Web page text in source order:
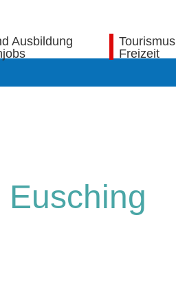
Ausbildung
Tourismus
Freizeit
Eusching